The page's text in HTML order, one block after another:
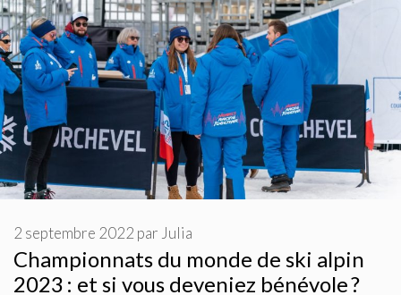
Championnats du monde de ski alpin
2023 : et si vous deveniez bénévole ?
2 septembre 2022 par Julia